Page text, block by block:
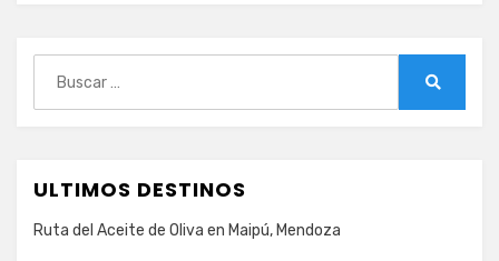
ULTIMOS DESTINOS
Ruta del Aceite de Oliva en Maipú, Mendoza